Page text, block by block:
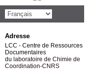
Adresse
LCC - Centre de Ressources
Documentaires
du laboratoire de Chimie de
Coordination-CNRS